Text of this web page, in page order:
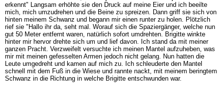
erkennt" Langsam erhöhte sie den Druck auf meine Eier und ich beeilte
mich, mich umzudrehen und die Beine zu spreizen. Dann griff sie sich von
hinten meinem Schwanz und begann mir einen runter zu holen. Plötzlich
rief sie "Hallo ihr da, seht mal. Worauf sich die Spaziergänger, welche nun
gut 50 Meter entfernt waren, natürlich sofort umdrehten. Brigitte winkte
hinter mir hervor drehte sich um und lief davon. Ich stand da mit meiner
ganzen Pracht. Verzweifelt versuchte ich meinen Mantel aufzuheben, was
mir mit meinen gefesselten Armen jedoch nicht gelang. Nun hatten die
Leute umgedreht und kamen auf mich zu. Ich schleuderte den Mantel
schnell mit dem Fuß in die Wiese und rannte nackt, mit meinem beringtem
Schwanz in die Richtung in welche Brigitte entschwunden war.